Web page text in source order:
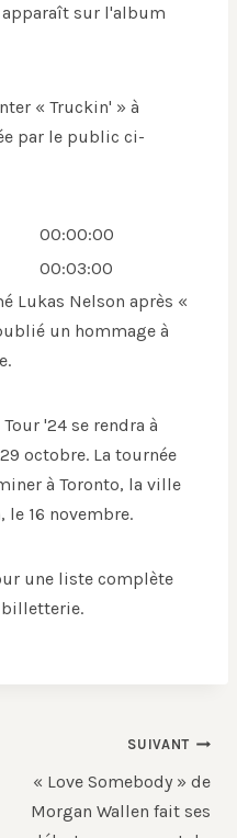
apparaît sur l'album
« Truckin' » à
par le public ci-
00:00:00
00:03:00
Lukas Nelson après «
un hommage à
'24 se rendra à
octobre. La tournée
à Toronto, la ville
le 16 novembre.
une liste complète
billetterie.
SUIVANT
« Love Somebody » de
Morgan Wallen fait ses